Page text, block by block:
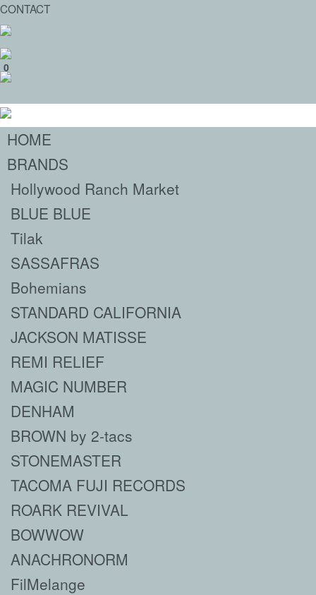
CONTACT
0
HOME
BRANDS
Hollywood Ranch Market
BLUE BLUE
Tilak
SASSAFRAS
Bohemians
STANDARD CALIFORNIA
JACKSON MATISSE
REMI RELIEF
MAGIC NUMBER
DENHAM
BROWN by 2-tacs
STONEMASTER
TACOMA FUJI RECORDS
ROARK REVIVAL
BOWWOW
ANACHRONORM
FilMelange